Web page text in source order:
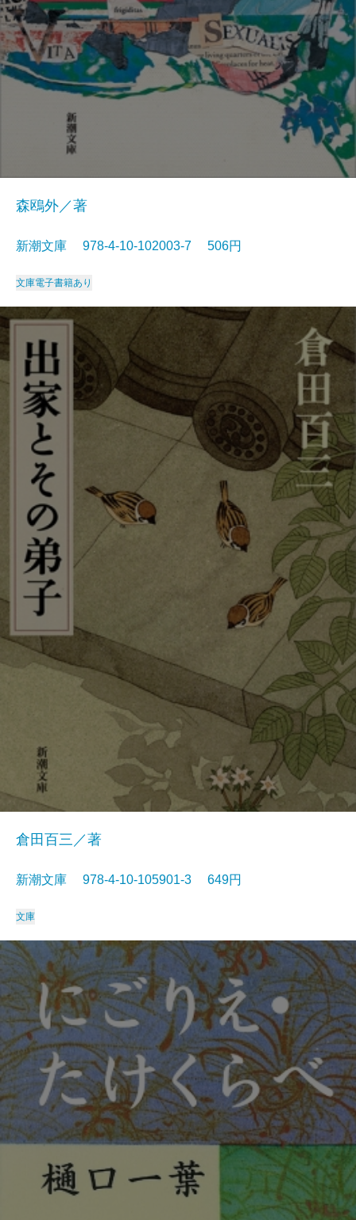
森鴎外／著
新潮文庫 978-4-10-102003-7 506円
文庫電子書籍あり
倉田百三／著
新潮文庫 978-4-10-105901-3 649円
文庫